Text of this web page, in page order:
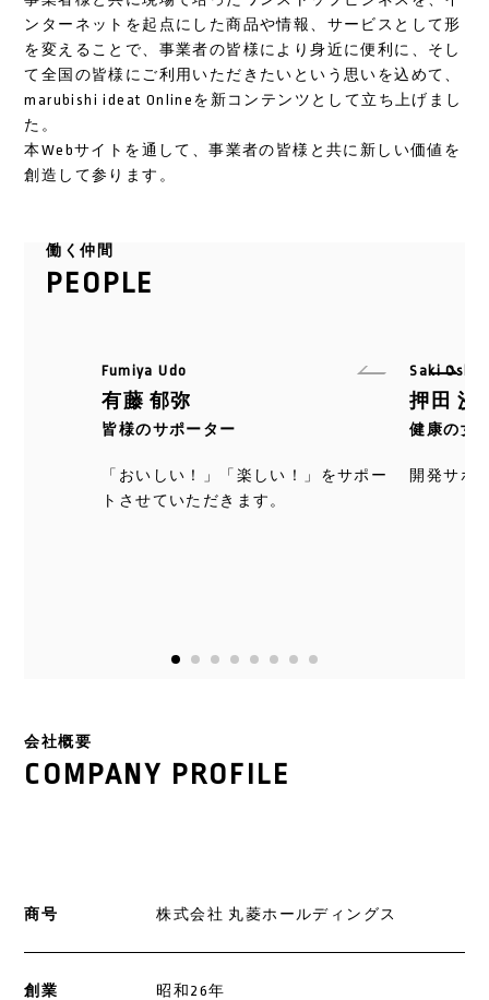
ンターネットを起点にした商品や情報、サービスとして形
を変えることで、事業者の皆様により身近に便利に、そし
て全国の皆様にご利用いただきたいという思いを込めて、
marubishi ideat Onlineを新コンテンツとして立ち上げまし
た。
本Webサイトを通して、事業者の皆様と共に新しい価値を
創造して参ります。
働く仲間
PEOPLE
Fumiya Udo
有藤 郁弥
皆様のサポーター
「おいしい！」「楽しい！」をサポー
トさせていただきます。
Saki
押田 沙
健康の女
開発サポ
会社概要
COMPANY PROFILE
商号 株式会社 丸菱ホールディングス
創業 昭和26年